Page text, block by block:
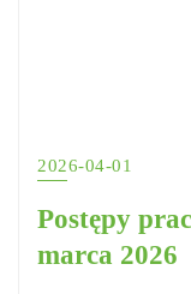
2026-04-01
Postępy
marca 2026